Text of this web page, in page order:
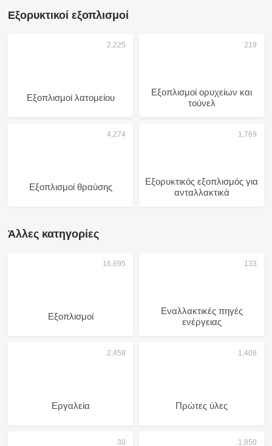
Εξορυκτικοί εξοπλισμοί
Εξοπλισμοί λατομείου
Εξοπλισμοί ορυχείων και
τούνελ
Εξοπλισμοί θραύσης
Εξορυκτικός εξοπλισμός για
ανταλλακτικά
Άλλες κατηγορίες
Εξοπλισμοί
Εναλλακτικές πηγές
ενέργειας
Εργαλεία Πρώτες ύλες